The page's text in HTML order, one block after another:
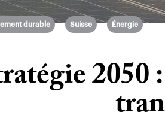
durable Suisse Énergie
2050